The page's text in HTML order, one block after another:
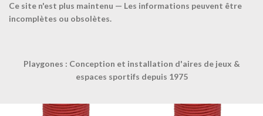
Ce site n'est plus maintenu — Les informations peuvent être
incomplètes ou obsolètes.
Playgones : Conception et installation d'aires de jeux &
espaces sportifs depuis 1975
Produits similaires